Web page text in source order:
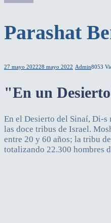
Parashat
27 mayo 202228 mayo 2022 Admin8053
"En un
En el Desierto del Sinaí, Di-s
las doce tribus de Israel.
entre 20 y 60 años; la tribu
totalizando 22.300 hombres